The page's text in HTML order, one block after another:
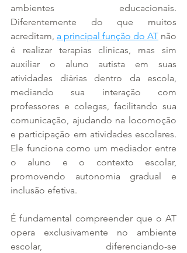
ambientes educacionais.
Diferentemente do que muitos
acreditam, a principal função do AT não
é realizar terapias clínicas, mas sim
auxiliar o aluno autista em suas
atividades diárias dentro da escola,
mediando sua interação com
professores e colegas, facilitando sua
comunicação, ajudando na locomoção
e participação em atividades escolares.
Ele funciona como um mediador entre
o aluno e o contexto escolar,
promovendo autonomia gradual e
inclusão efetiva.
É fundamental compreender que o AT
opera exclusivamente no ambiente
escolar, diferenciando-se